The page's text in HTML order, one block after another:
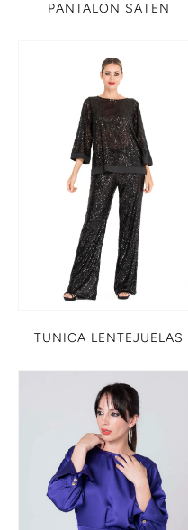
PANTALON SATEN
TUNICA LENTEJUELAS